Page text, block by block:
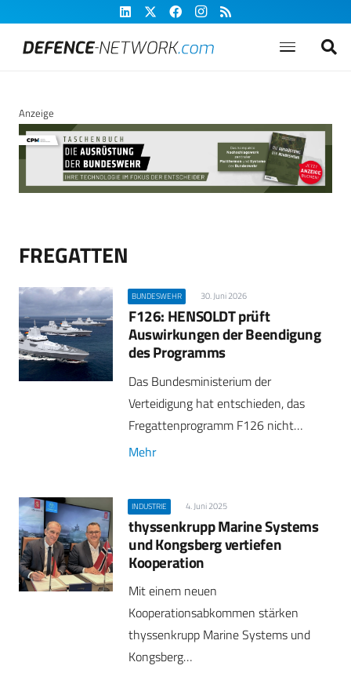
Anzeige
FREGATTEN
BUNDESWEHR 30. Juni 2026
F126: HENSOLDT prüft
Auswirkungen der Beendigung
des Programms
Das Bundesministerium der
Verteidigung hat entschieden, das
Fregattenprogramm F126 nicht…
Mehr
INDUSTRIE 4. Juni 2025
thyssenkrupp Marine Systems
und Kongsberg vertiefen
Kooperation
Mit einem neuen
Kooperationsabkommen stärken
thyssenkrupp Marine Systems und
Kongsberg…